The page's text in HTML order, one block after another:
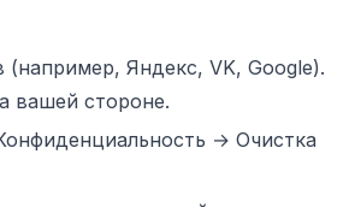
(например, Яндекс, VK, Google).
вашей стороне.
→ Очистка